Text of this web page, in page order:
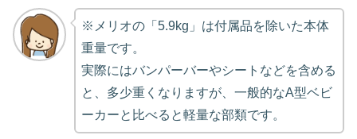
※メリオの「5.9kg」は付属品を除いた本体
重量です。
実際にはバンパーバーやシートなどを含める
と、多少重くなりますが、一般的なA型ベビ
ーカーと比べると軽量な部類です。